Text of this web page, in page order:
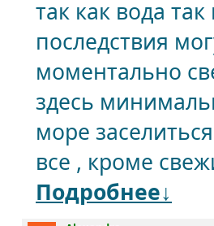
так как вода
последствия
моментально
здесь
море
все , кроме
Подробнее↓